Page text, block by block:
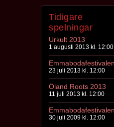
Tidigare
spelningar
Urkult 2013
1 augusti 2013 kl. 12:00
23 juli 2013 kl. 12:00
Öland Roots 2013
11 juli 2013 kl. 12:00
30 juli 2009 kl. 12:00